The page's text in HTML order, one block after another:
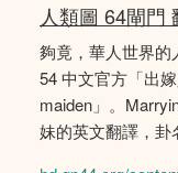
人類圖 64閘門
夠竟，華人世界的
54 中文官方「出
maiden」。
妹的英文翻譯，卦